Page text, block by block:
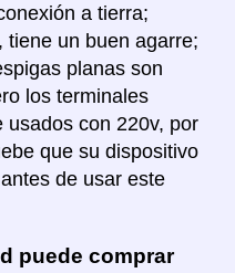
a tierra;
tiene un buen agarre;
planas son
los terminales
usados con 220v, por
que su dispositivo
de usar este
puede comprar